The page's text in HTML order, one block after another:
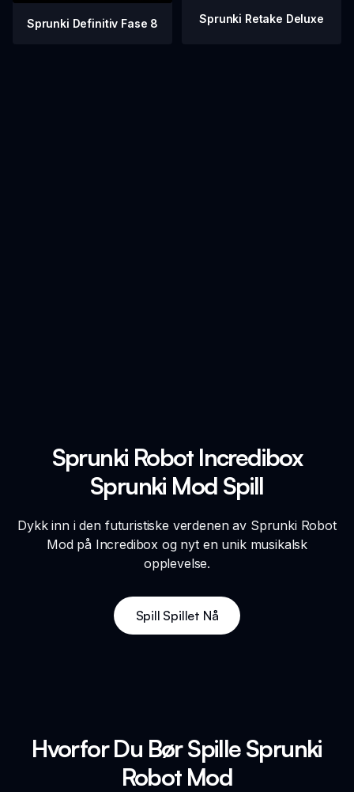
Sprunki Definitiv Fase 8 Sprunki Retake Deluxe
Sprunki Robot Incredibox
Sprunki Mod Spill
Dykk inn i den futuristiske verdenen av Sprunki Robot
Mod på Incredibox og nyt en unik musikalsk
opplevelse.
Spill Spillet Nå
Hvorfor Du Bør Spille Sprunki
Robot Mod